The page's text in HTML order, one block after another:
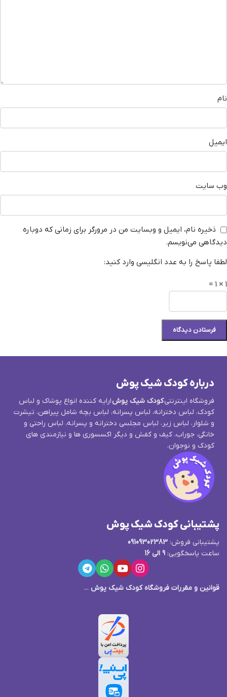
نام
ایمیل
وب‌ سایت
ذخیره نام، ایمیل و وبسایت من در مرورگر برای زمانی که دوباره
دیدگاهی می‌نویسم.
لطفا پاسخ را به عدد انگلیسی وارد کنید:
1 × 1 =
درباره کودک شیک پوش
فروشگاه اینترنتیکودک شیک پوشارایه کننده انواع پوشاک و لباس
کودک، لباس دخترانه، لباس پسرانه، لباس بچه شامل پیراهن، تیشرت
و شلوار، لباس زیر، لباس مجلسی دخترانه و پسرانه، لباس راحتی و
خانگی، جوراب، کیف و کفش و دیگر اکسسوری ها و نیازمندی های
کودک و نوجوان.
پشتیبانی کودک شیک پوش
پشتیبانی فروش: 09109302383
ساعت پاسخگویی: 9 الی 16
قوانین و مقررات فروشگاه کودک شیک پوش ...